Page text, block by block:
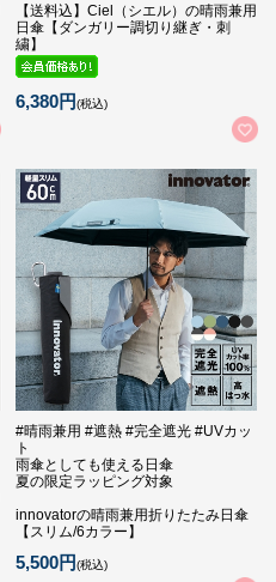
【送料込】Ciel（シエル）の晴雨兼用
日傘【ダンガリー調切り継ぎ・刺
繍】
6,380円(税込)
#晴雨兼用 #遮熱 #完全遮光 #UVカッ
ト
雨傘としても使える日傘
夏の限定ラッピング対象
innovatorの晴雨兼用折りたたみ日傘
【スリム/6カラー】
5,500円(税込)